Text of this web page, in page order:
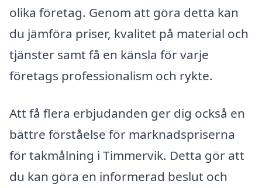
olika företag. Genom att göra detta kan
du jämföra priser, kvalitet på material och
tjänster samt få en känsla för varje
företags professionalism och rykte.
Att få flera erbjudanden ger dig också en
bättre förståelse för marknadspriserna
för takmålning i Timmervik. Detta gör att
du kan göra en informerad beslut och